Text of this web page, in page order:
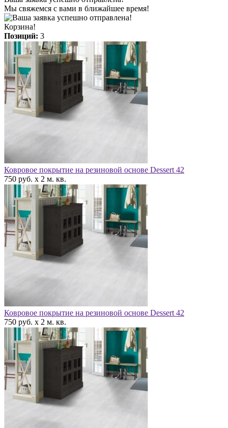
Мы свяжемся с вами в ближайшее время!
Корзина!
Позиций: 3
Ковровое покрытие на резиновой основе Dessert 42
750 руб. x 2 м. кв.
Ковровое покрытие на резиновой основе Dessert 42
750 руб. x 2 м. кв.